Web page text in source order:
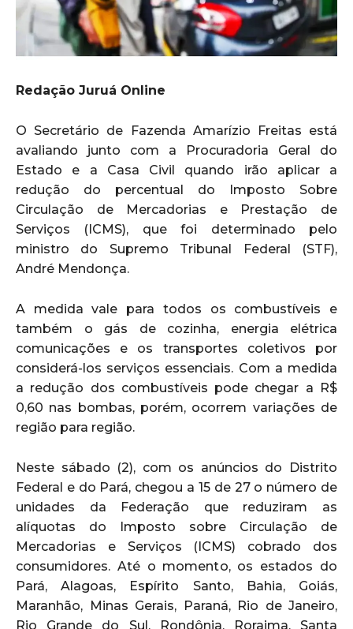
Redação Juruá Online
O Secretário de Fazenda Amarízio Freitas está
avaliando junto com a Procuradoria Geral do
Estado e a Casa Civil quando irão aplicar a
redução do percentual do Imposto Sobre
Circulação de Mercadorias e Prestação de
Serviços (ICMS), que foi determinado pelo
ministro do Supremo Tribunal Federal (STF),
André Mendonça.
A medida vale para todos os combustíveis e
também o gás de cozinha, energia elétrica
comunicações e os transportes coletivos por
considerá-los serviços essenciais. Com a medida
a redução dos combustíveis pode chegar a R$
0,60 nas bombas, porém, ocorrem variações de
região para região.
Neste sábado (2), com os anúncios do Distrito
Federal e do Pará, chegou a 15 de 27 o número de
unidades da Federação que reduziram as
alíquotas do Imposto sobre Circulação de
Mercadorias e Serviços (ICMS) cobrado dos
consumidores. Até o momento, os estados do
Pará, Alagoas, Espírito Santo, Bahia, Goiás,
Maranhão, Minas Gerais, Paraná, Rio de Janeiro,
Rio Grande do Sul, Rondônia, Roraima, Santa